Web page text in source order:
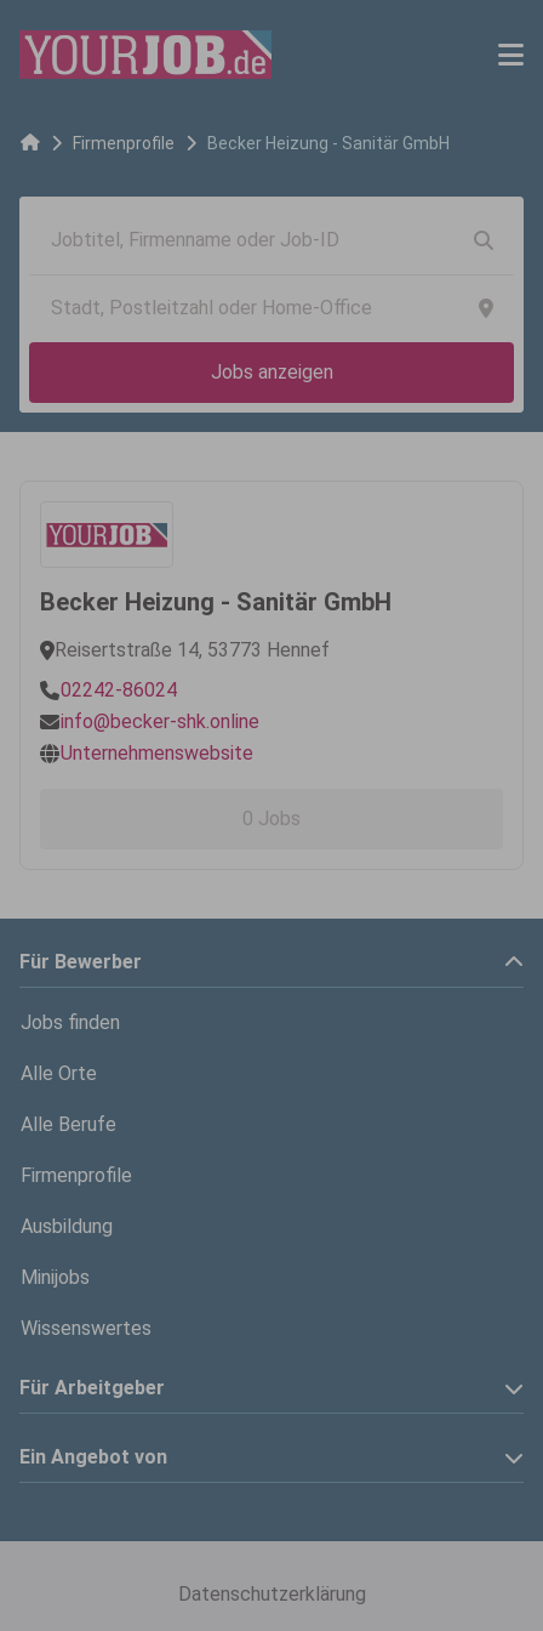
Firmenprofile Becker Heizung - Sanitär GmbH
Jobs anzeigen
Becker Heizung - Sanitär GmbH
Reisertstraße 14, 53773 Hennef
02242-86024
info@becker-shk.online
Unternehmenswebsite
0 Jobs
Für Bewerber
Jobs finden
Alle Orte
Alle Berufe
Firmenprofile
Ausbildung
Minijobs
Wissenswertes
Für Arbeitgeber
Anzeige schalten
Ein Angebot von
Datenschutzerklärung